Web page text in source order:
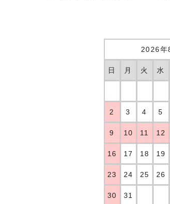
2026年
日 月 火 水
2 3 4 5
9 10 11 12
16 17 18 19
23 24 25 26
30 31